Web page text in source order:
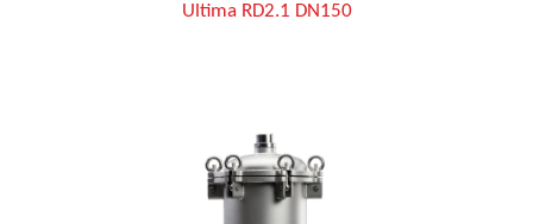
Ultima RD2.1 DN150